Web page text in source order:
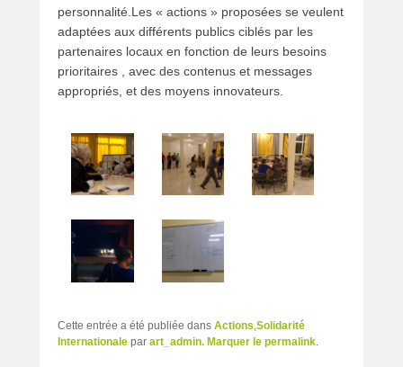
personnalité.Les « actions » proposées se veulent
adaptées aux différents publics ciblés par les
partenaires locaux en fonction de leurs besoins
prioritaires , avec des contenus et messages
appropriés, et des moyens innovateurs.
Cette entrée a été publiée dans Actions,Solidarité
Internationale par art_admin. Marquer le permalink.